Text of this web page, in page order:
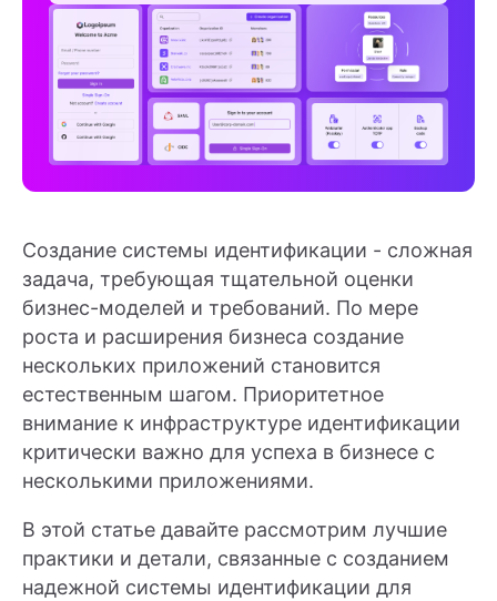
Создание системы идентификации - сложная
задача, требующая тщательной оценки
бизнес-моделей и требований. По мере
роста и расширения бизнеса создание
нескольких приложений становится
естественным шагом. Приоритетное
внимание к инфраструктуре идентификации
критически важно для успеха в бизнесе с
несколькими приложениями.
В этой статье давайте рассмотрим лучшие
практики и детали, связанные с созданием
надежной системы идентификации для